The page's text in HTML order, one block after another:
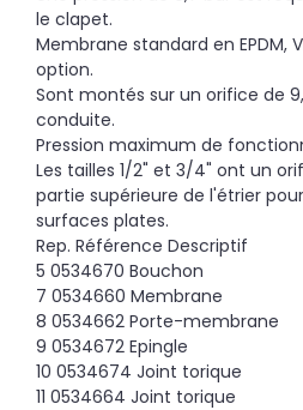
le clapet.
Membrane standard en EPDM,
option.
Sont montés sur un orifice de
conduite.
Pression maximum de
Les tailles 1/2" et 3/4" ont un
partie supérieure de l'étrier
surfaces plates.
Rep. Référence Descriptif
5 0534670 Bouchon
7 0534660 Membrane
8 0534662 Porte-membrane
9 0534672 Epingle
10 0534674 Joint torique
11 0534664 Joint torique